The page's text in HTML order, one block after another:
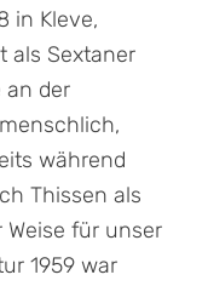
in Kleve,
als Sextaner
an der
während
Thissen als
für unser
1959 war